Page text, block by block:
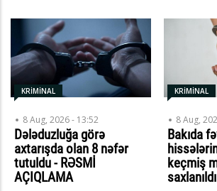
KRİMİNAL
8 Aug, 2026 - 13:52
Dələduzluğa görə
axtarışda olan 8 nəfər
tutuldu - RƏSMİ
AÇIQLAMA
KRİMİNAL
8 Aug,
Bakıda
keçmiş
saxlanıldı